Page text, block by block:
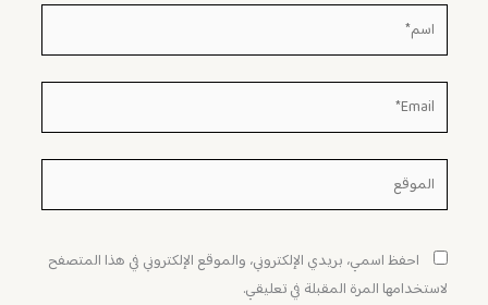
اسم*
Email*
الموقع
احفظ اسمي، بريدي الإلكتروني، والموقع الإلكتروني في هذا المتصفح
لاستخدامها المرة المقبلة في تعليقي.